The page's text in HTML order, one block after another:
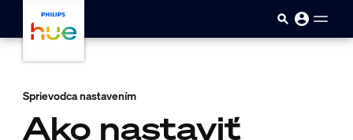
Sprievodca nastavením
Ako nastaviť